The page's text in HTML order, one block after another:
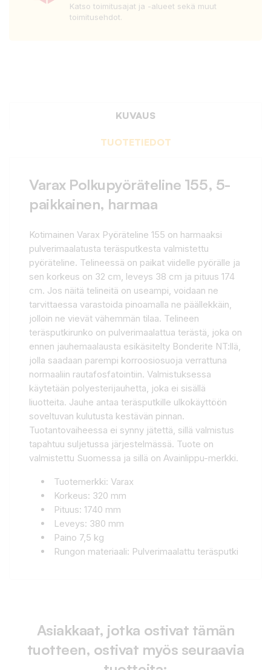
Katso toimitusajat ja -alueet sekä muut
toimitusehdot.
KUVAUS
TUOTETIEDOT
Varax Polkupyöräteline 155, 5-
paikkainen, harmaa
Kotimainen Varax Pyöräteline 155 on harmaaksi
pulverimaalatusta teräsputkesta valmistettu
pyöräteline. Telineessä on paikat viidelle pyörälle ja
sen korkeus on 32 cm, leveys 38 cm ja pituus 174
cm. Jos näitä telineitä on useampi, voidaan ne
tarvittaessa varastoida pinoamalla ne päällekkäin,
jolloin ne vievät vähemmän tilaa. Telineen
teräsputkirunko on pulverimaalattua terästä, joka on
ennen jauhemaalausta esikäsitelty Bonderite NT:llä,
jolla saadaan parempi korroosiosuoja verrattuna
normaaliin rautafosfatointiin. Valmistuksessa
käytetään polyesterijauhetta, joka ei sisällä
liuotteita. Jauhe antaa teräsputkille ulkokäyttöön
soveltuvan kulutusta kestävän pinnan.
Tuotantovaiheessa ei synny jätettä, sillä valmistus
tapahtuu suljetussa järjestelmässä. Tuote on
valmistettu Suomessa ja sillä on Avainlippu-merkki.
Tuotemerkki: Varax
Korkeus: 320 mm
Pituus: 1740 mm
Leveys: 380 mm
Paino 7,5 kg
Rungon materiaali: Pulverimaalattu teräsputki
Asiakkaat, jotka ostivat tämän
tuotteen, ostivat myös seuraavia